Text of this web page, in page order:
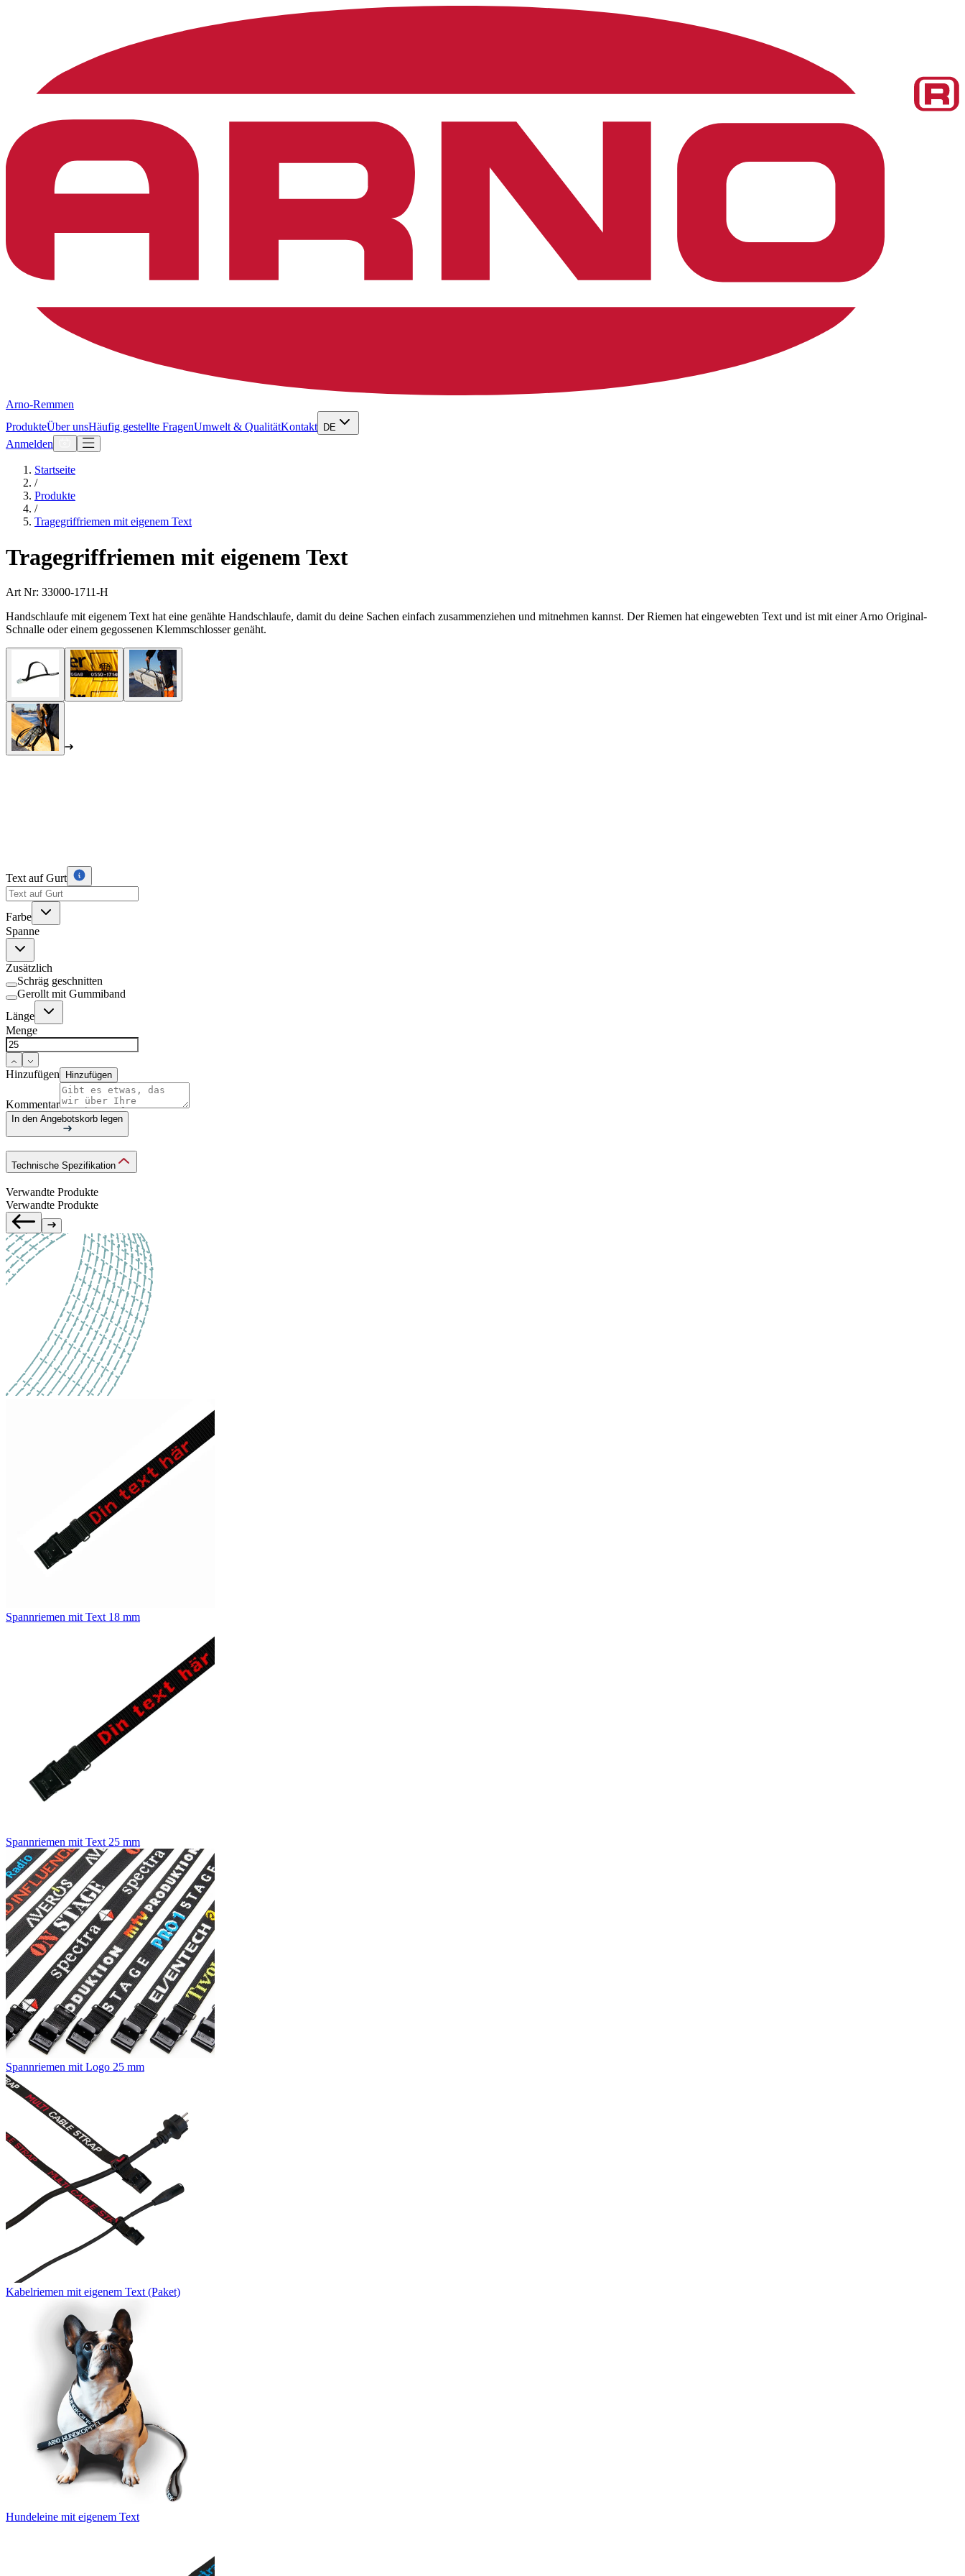
Arno-Remmen
ProdukteÜber unsHäufig gestellte FragenUmwelt & QualitätKontakt DE
Anmelden
Startseite
/
Produkte
/
Tragegriffriemen mit eigenem Text
Tragegriffriemen mit eigenem Text
Art Nr: 33000-1711-H
Handschlaufe mit eigenem Text hat eine genähte Handschlaufe, damit du deine Sachen einfach zusammenziehen und mitnehmen kannst. Der Riemen hat eingewebten Text und ist mit einer Arno Original-
Schnalle oder einem gegossenen Klemmschlosser genäht.
Text auf Gurt
Farbe
Spanne
Zusätzlich
Schräg geschnitten
Gerollt mit Gummiband
Länge
Menge
Hinzufügen Hinzufügen
Kommentar
In den Angebotskorb legen
Technische Spezifikation
Verwandte Produkte
Verwandte Produkte
Spannriemen mit Text 18 mm
Spannriemen mit Text 25 mm
Spannriemen mit Logo 25 mm
Kabelriemen mit eigenem Text (Paket)
Hundeleine mit eigenem Text